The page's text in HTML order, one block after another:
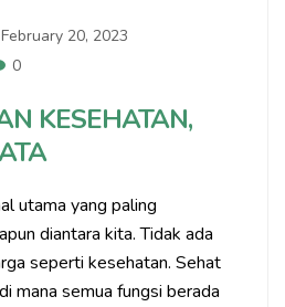
February 20, 2023
0
KESEHATAN,
utama yang paling
diantara kita. Tidak ada
seperti kesehatan. Sehat
mana semua fungsi berada